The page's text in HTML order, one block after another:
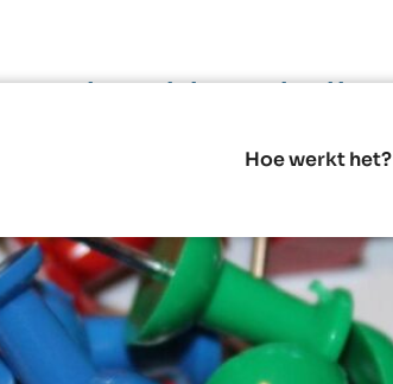
Hoe werkt het?
plant bloembollen